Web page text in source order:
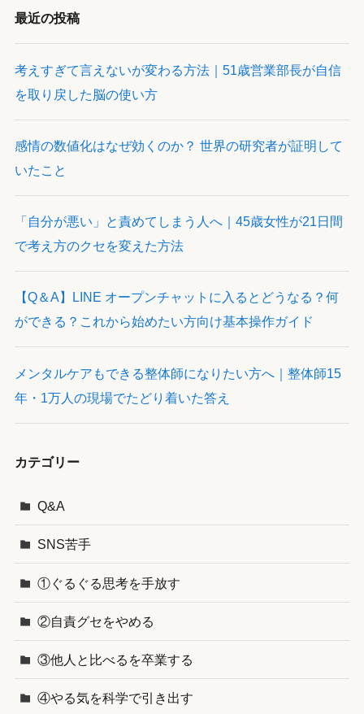
最近の投稿
考えすぎて言えないが変わる方法｜51歳営業部長が自信
を取り戻した脳の使い方
感情の数値化はなぜ効くのか？ 世界の研究者が証明して
いたこと
「自分が悪い」と責めてしまう人へ｜45歳女性が21日間
で考え方のクセを変えた方法
【Q＆A】LINE オープンチャットに入るとどうなる？何
ができる？これから始めたい方向け基本操作ガイド
メンタルケアもできる整体師になりたい方へ｜整体師15
年・1万人の現場でたどり着いた答え
カテゴリー
Q&A
SNS苦手
①ぐるぐる思考を手放す
②自責グセをやめる
③他人と比べるを卒業する
④やる気を科学で引き出す